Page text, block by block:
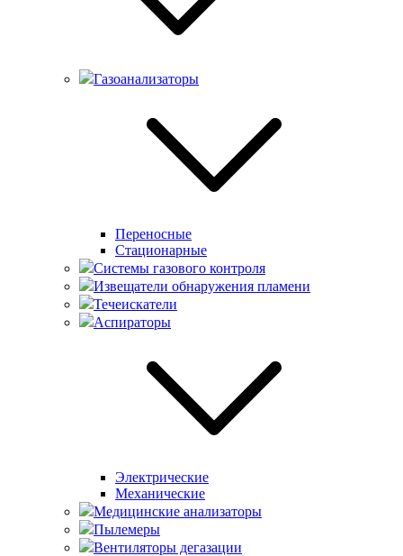
Газоанализаторы
Переносные
Стационарные
Системы газового контроля
Извещатели обнаружения пламени
Течеискатели
Аспираторы
Электрические
Механические
Медицинские анализаторы
Пылемеры
Вентиляторы дегазации